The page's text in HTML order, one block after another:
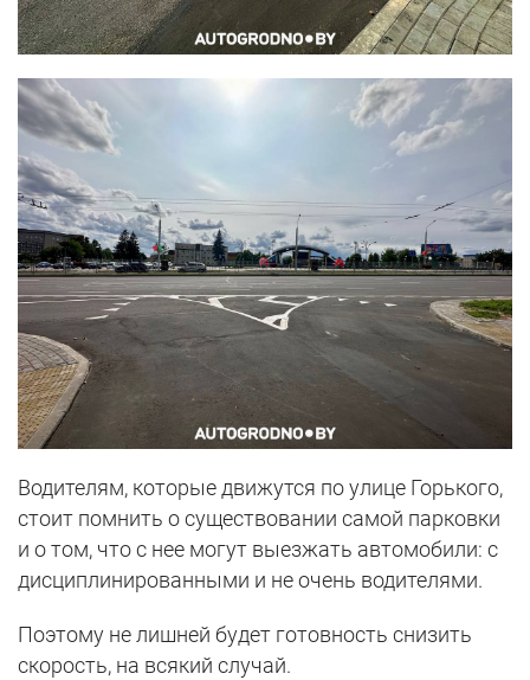
Водителям, которые движутся по улице Горького,
стоит помнить о существовании самой парковки
и о том, что с нее могут выезжать автомобили: с
дисциплинированными и не очень водителями.
Поэтому не лишней будет готовность снизить
скорость, на всякий случай.